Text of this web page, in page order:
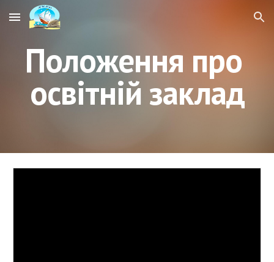
Skip to main content Skip to navigation
Положення про
освітній заклад